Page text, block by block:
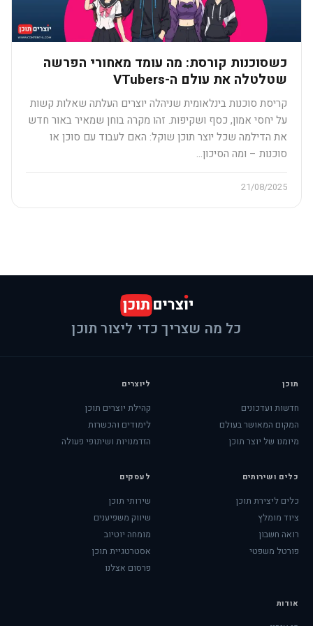
כשסוכנות קורסת: מה עומד מאחורי הפרשה
שטלטלה את עולם ה-VTubers
קריסת סוכנות בינלאומית שניהלה יוצרים העלתה שאלות קשות
על יחסי אמון, כסף ושקיפות. זהו מקרה בוחן שמאיר באור חדש
את הדילמה שכל יוצר תוכן שוקל: האם לעבוד עם סוכן או
סוכנות – ומה הסיכון…
21/08/2025
כל מה שצריך כדי ליצור תוכן
תוכן
חדשות ועדכונים
המקום המאושר בעולם
מיומנו של יוצר תוכן
ליוצרים
קהילת יוצרים תוכן
לימודים והכשרות
הזדמנויות ושיתופי פעולה
כלים ושירותים
כלים ליצירת תוכן
ציוד מומלץ
רואה חשבון
פורטל משפטי
לעסקים
שירותי תוכן
שיווק משפיענים
מומחה יוטיוב
אסטרטגיית תוכן
פרסום אצלנו
אודות